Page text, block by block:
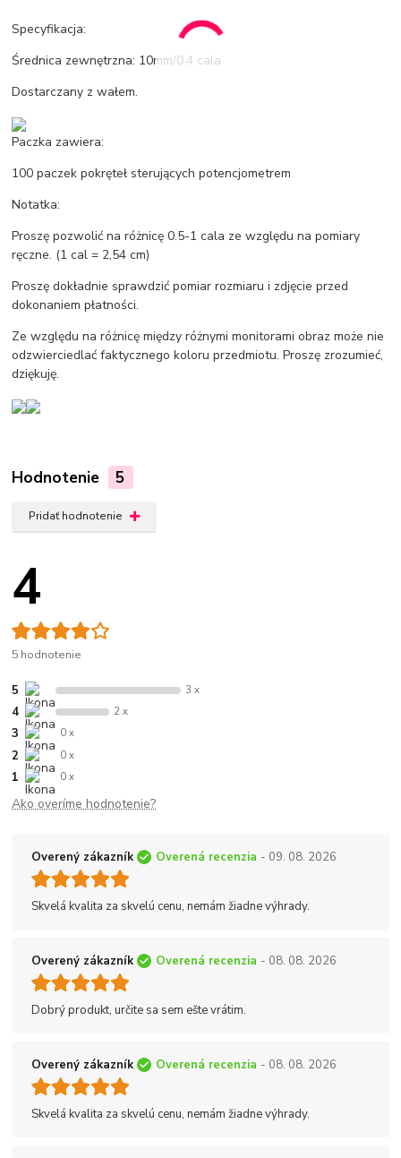
Specyfikacja:
Średnica zewnętrzna: 10mm/0.4 cala
Dostarczany z wałem.
Paczka zawiera:
100 paczek pokręteł sterujących potencjometrem
Notatka:
Proszę pozwolić na różnicę 0.5-1 cala ze względu na pomiary
ręczne. (1 cal = 2,54 cm)
Proszę dokładnie sprawdzić pomiar rozmiaru i zdjęcie przed
dokonaniem płatności.
Ze względu na różnicę między różnymi monitorami obraz może nie
odzwierciedlać faktycznego koloru przedmiotu. Proszę zrozumieć,
dziękuję.
Hodnotenie 5
Pridať hodnotenie
4
5 hodnotenie
5 3 x
4 2 x
3 0 x
2 0 x
1 0 x
Ako overíme hodnotenie?
Overený zákazník Overená recenzia - 09. 08. 2026
Skvelá kvalita za skvelú cenu, nemám žiadne výhrady.
Overený zákazník Overená recenzia - 08. 08. 2026
Dobrý produkt, určite sa sem ešte vrátim.
Overený zákazník Overená recenzia - 08. 08. 2026
Skvelá kvalita za skvelú cenu, nemám žiadne výhrady.